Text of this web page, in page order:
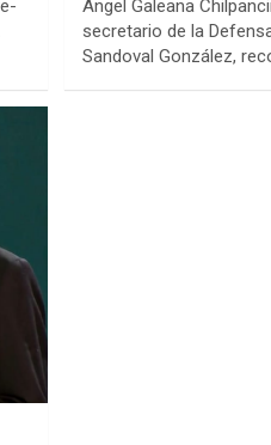
Ángel Galeana
secretario de la
Sandoval González,